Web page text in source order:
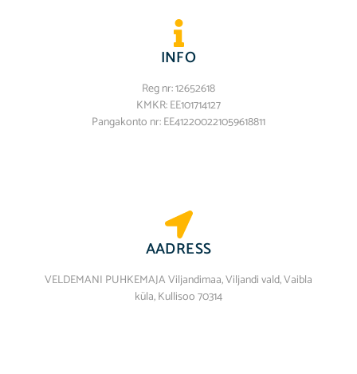
Comments feed
WordPress.org
INFO
Reg nr: 12652618
KMKR: EE101714127
Pangakonto nr: EE412200221059618811
AADRESS
VELDEMANI PUHKEMAJA Viljandimaa, Viljandi vald, Vaibla
küla, Kullisoo 70314